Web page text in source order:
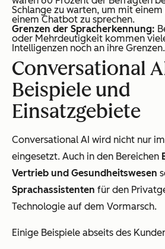
Schlange zu warten, um mit
einem Chatbot zu sprechen.
Grenzen der Spracherkennung:
oder Mehrdeutigkeit kommen
Intelligenzen noch an ihre Grenzen.
Conversational
Beispiele und
Einsatzgebiete
Conversational AI wird nicht nur
eingesetzt. Auch in den Bereichen
Vertrieb und Gesundheitswesen
Sprachassistenten für den
Technologie auf dem Vormarsch.
Einige Beispiele abseits des